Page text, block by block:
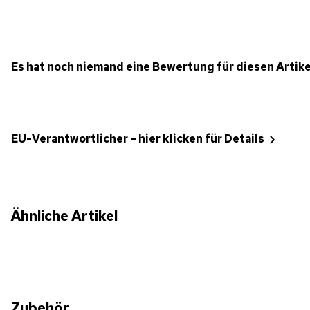
Es hat noch niemand eine Bewertung für diesen
EU-Verantwortlicher – hier klicken für Details
Ähnliche Artikel